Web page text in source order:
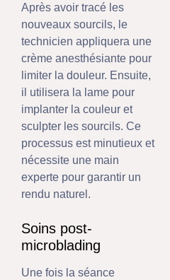
Après avoir tracé les
nouveaux sourcils, le
technicien appliquera une
crème anesthésiante pour
limiter la douleur. Ensuite,
il utilisera la lame pour
implanter la couleur et
sculpter les sourcils. Ce
processus est minutieux et
nécessite une main
experte pour garantir un
rendu naturel.
Soins post-
microblading
Une fois la séance